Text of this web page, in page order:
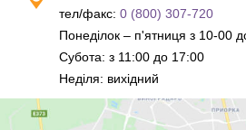
тел/факс: 0 (800) 307-720
Понеділок – п'ятниця з 10-00
Субота: з 11:00 до 17:00
Неділя: вихідний